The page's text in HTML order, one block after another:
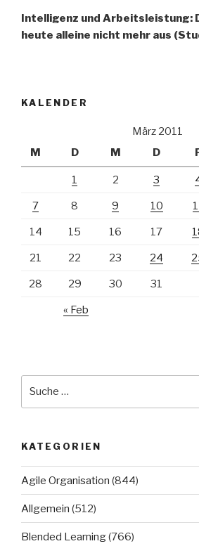
Beitrag
Intelligenz und Arbeitsleistung:
heute alleine nicht mehr aus
KALENDER
März 2011
M
D M D
1 2 3
7 8 9 10
14 15 16 17
21 22 23 24
28 29 30 31
« Feb
KATEGORIEN
Agile Organisation (844)
Allgemein (512)
Blended Learning(766)